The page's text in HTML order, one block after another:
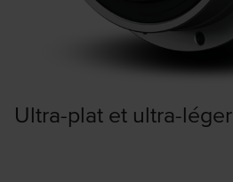
Ultra-plat et ultra-léger